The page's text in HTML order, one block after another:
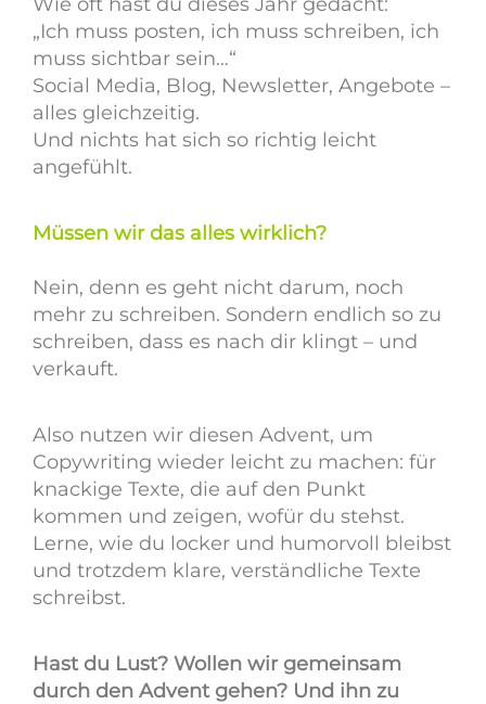
„Ich muss posten, ich muss schreiben, ich
muss sichtbar sein…“
Social Media, Blog, Newsletter, Angebote –
alles gleichzeitig.
Und nichts hat sich so richtig leicht
angefühlt.
Müssen wir das alles wirklich?
Nein, denn es geht nicht darum, noch
mehr zu schreiben. Sondern endlich so zu
schreiben, dass es nach dir klingt – und
verkauft.
Also nutzen wir diesen Advent, um
Copywriting wieder leicht zu machen: für
knackige Texte, die auf den Punkt
kommen und zeigen, wofür du stehst.
Lerne, wie du locker und humorvoll bleibst
und trotzdem klare, verständliche Texte
schreibst.
Hast du Lust? Wollen wir gemeinsam
durch den Advent gehen? Und ihn zu